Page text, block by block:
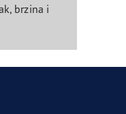
brzina i